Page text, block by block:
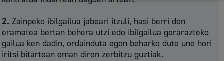
2. Zainpeko ibilgailua jabeari itzuli, hasi berri den
eramatea bertan behera utzi edo ibilgailua gerarazteko
gailua ken dadin, ordainduta egon beharko dute une hori
iritsi bitartean eman diren zerbitzu guztiak.